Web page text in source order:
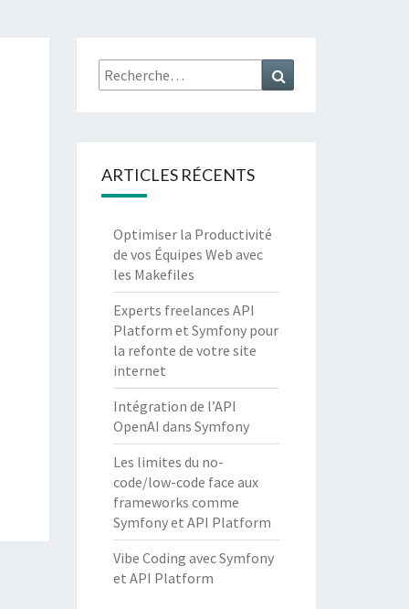
7 /
4
Recherche
:
ARTICLES RÉCENTS
Optimiser la Productivité
de vos Équipes Web avec
les Makefiles
Experts freelances API
Platform et Symfony pour
la refonte de votre site
internet
Intégration de l’API
OpenAI dans Symfony
Les limites du no-
code/low-code face aux
frameworks comme
Symfony et API Platform
Vibe Coding avec Symfony
et API Platform